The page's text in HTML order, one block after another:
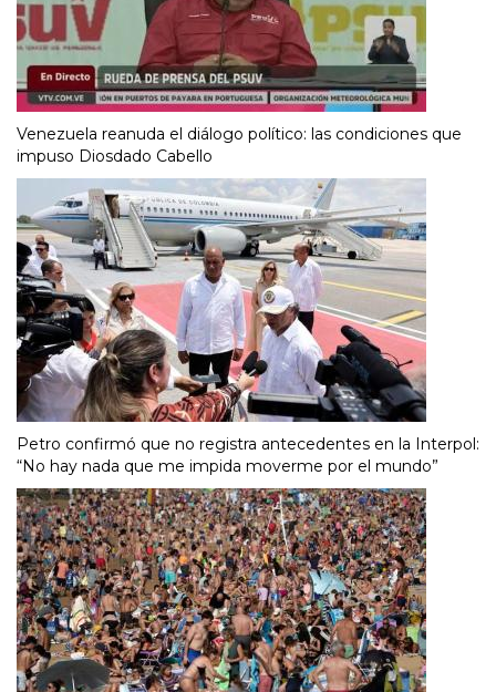
Venezuela reanuda el diálogo político: las condiciones que
impuso Diosdado Cabello
Petro confirmó que no registra antecedentes en la Interpol:
“No hay nada que me impida moverme por el mundo”